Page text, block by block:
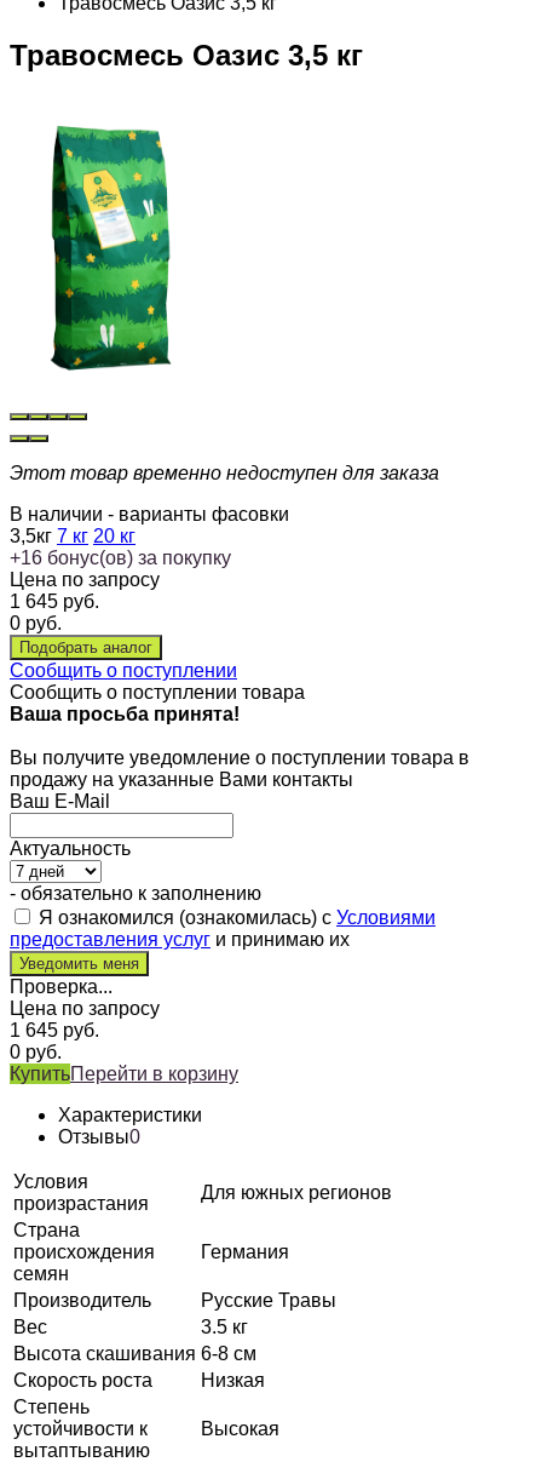
Травосмесь Оазис 3,5 кг
Этот товар временно недоступен для заказа
В наличии - варианты фасовки
3,5кг 7 кг 20 кг
+16 бонус(ов) за покупку
Цена по запросу
1 645 руб.
0 руб.
Сообщить о поступлении
Сообщить о поступлении товара
Ваша просьба принята!
Вы получите уведомление о поступлении товара в
продажу на указанные Вами контакты
Ваш E-Mail
Актуальность
- обязательно к заполнению
Я ознакомился (ознакомилась) с Условиями
предоставления услуг и принимаю их
Проверка...
Цена по запросу
1 645 руб.
0 руб.
КупитьПерейти в корзину
Характеристики
Отзывы0
Условия
произрастания
Для южных регионов
Страна
происхождения
семян
Германия
Производитель
Русские Травы
Вес
3.5 кг
Высота скашивания 6-8 см
Скорость роста
Низкая
Степень
устойчивости к
вытаптыванию
Высокая